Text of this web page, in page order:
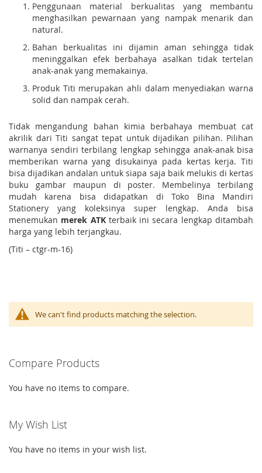
Penggunaan material berkualitas yang membantu
menghasilkan pewarnaan yang nampak menarik dan
natural.
Bahan berkualitas ini dijamin aman sehingga tidak
meninggalkan efek berbahaya asalkan tidak tertelan
anak-anak yang memakainya.
Produk Titi merupakan ahli dalam menyediakan warna
solid dan nampak cerah.
Tidak mengandung bahan kimia berbahaya membuat cat
akrilik dari Titi sangat tepat untuk dijadikan pilihan. Pilihan
warnanya sendiri terbilang lengkap sehingga anak-anak bisa
memberikan warna yang disukainya pada kertas kerja. Titi
bisa dijadikan andalan untuk siapa saja baik melukis di kertas
buku gambar maupun di poster. Membelinya terbilang
mudah karena bisa didapatkan di Toko Bina Mandiri
Stationery yang koleksinya super lengkap. Anda bisa
menemukan merek ATK terbaik ini secara lengkap ditambah
harga yang lebih terjangkau.
(Titi – ctgr-m-16)
We can't find products matching the selection.
Compare Products
You have no items to compare.
My Wish List
You have no items in your wish list.